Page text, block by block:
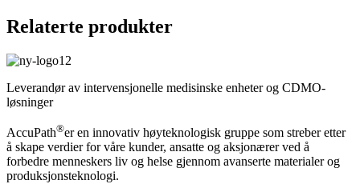
Relaterte produkter
Leverandør av intervensjonelle medisinske enheter og CDMO-
løsninger
AccuPath®er en innovativ høyteknologisk gruppe som streber etter
å skape verdier for våre kunder, ansatte og aksjonærer ved å
forbedre menneskers liv og helse gjennom avanserte materialer og
produksjonsteknologi.